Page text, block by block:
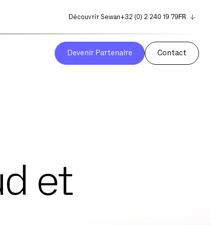
Découvrir Sewan+32 (0) 2 240 19 79 FR
Devenir Partenaire Contact
et